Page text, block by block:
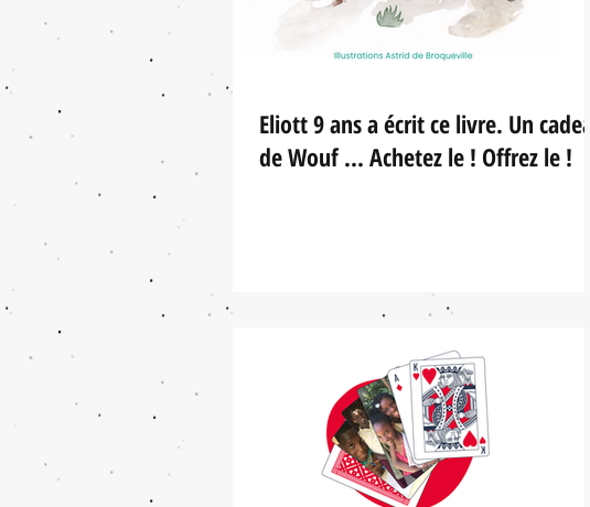
Eliott 9 ans a écrit ce livre. Un cadeau
de Wouf ... Achetez le ! Offrez le !